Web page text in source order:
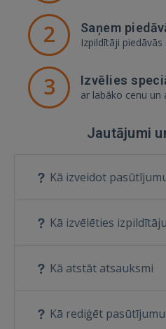
2 Saņem
Izpildītāji piedāvās
3 Izvēlies
ar labāko cenu un
Jautājumi
Kā izveidot
Kā izvēlēties izpildītāju
Kā atstāt atsauksmi
Kā rediģēt pasūtījumu